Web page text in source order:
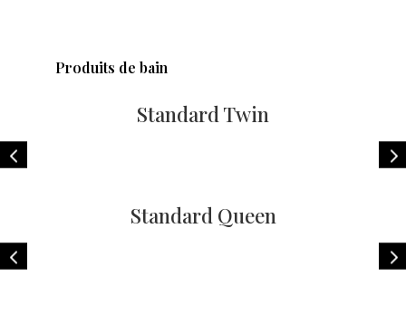
Produits de bain
Standard Twin
Standard Queen